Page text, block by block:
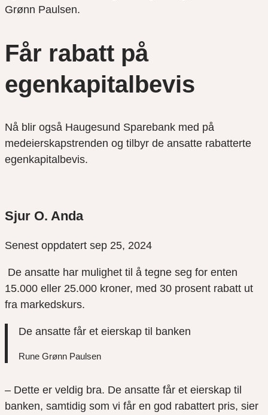
Grønn Paulsen.
Får rabatt på
egenkapitalbevis
Nå blir også Haugesund Sparebank med på
medeierskapstrenden og tilbyr de ansatte rabatterte
egenkapitalbevis.
Sjur O. Anda
Senest oppdatert sep 25, 2024
De ansatte har mulighet til å tegne seg for enten
15.000 eller 25.000 kroner, med 30 prosent rabatt ut
fra markedskurs.
De ansatte får et eierskap til banken
Rune Grønn Paulsen
– Dette er veldig bra. De ansatte får et eierskap til
banken, samtidig som vi får en god rabattert pris, sier